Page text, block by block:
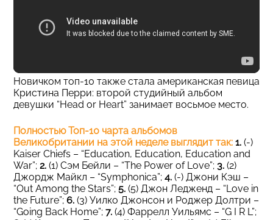
Новичком топ-10 также стала американская певица
Кристина Перри: второй студийный альбом
девушки “Head or Heart” занимает восьмое место.
Полностью Топ-10 чарта альбомов
Великобритании на этой неделе выглядит так: 1. (-)
Kaiser Chiefs – “Education, Education, Education and
War”; 2. (1) Сэм Бейли – “The Power of Love”; 3. (2)
Джордж Майкл – “Symphonica”; 4. (-) Джони Кэш –
“Out Among the Stars”; 5. (5) Джон Ледженд – “Love in
the Future”; 6. (3) Уилко Джонсон и Роджер Долтри –
“Going Back Home”; 7. (4) Фаррелл Уильямс – “G I R L”;